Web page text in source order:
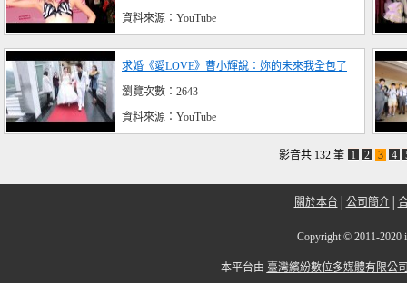
資料來源：YouTube
求婚《愛LOVE》曹小輝說：妳的未來我全包了
瀏覽次數：2643
資料來源：YouTube
影音共 132 筆 1 2 3 4
關於本台 公司簡介│
Copyright © 2011-
本平台由 臺灣繽紛數位多媒體有限公